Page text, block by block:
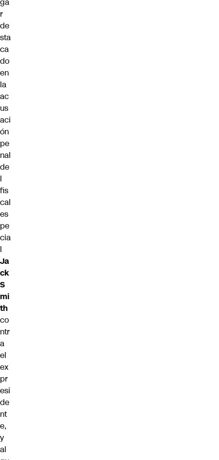
r
de
sta
ca
do
en
la
ac
us
aci
ón
pe
nal
de
l
fis
cal
es
pe
cia
l
Ja
ck
S
mi
th
co
ntr
a
el
ex
pr
esi
de
nt
e,
y
al